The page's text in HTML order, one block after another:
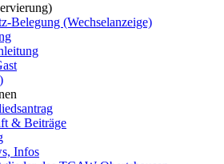
Belegung (Wechselanzeige)
& Beiträge
Infos